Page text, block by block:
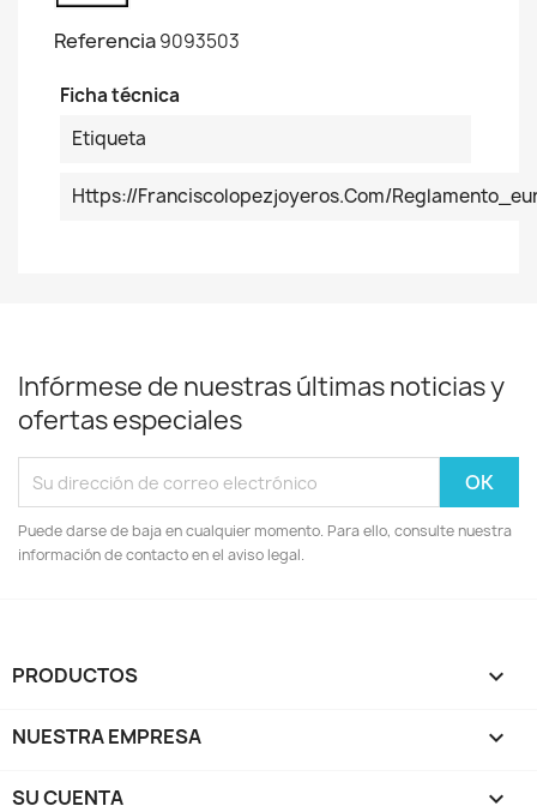
Referencia9093503
Ficha técnica
Etiqueta
Https://franciscolopezjoyeros.com/
Infórmese de nuestras últimas noticias y
ofertas especiales
Puede darse de baja en cualquier momento. Para ello, consulte nuestra
información de contacto en el aviso legal.
PRODUCTOS 
NUESTRA EMPRESA 
SU CUENTA 